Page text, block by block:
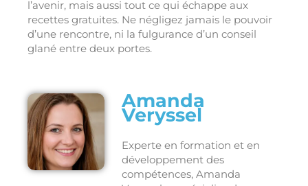
l’avenir, mais aussi tout ce qui échappe aux
recettes gratuites. Ne négligez jamais le pouvoir
d’une rencontre, ni la fulgurance d’un conseil
glané entre deux portes.
Amanda
Veryssel
Experte en formation et en
développement des
compétences, Amanda